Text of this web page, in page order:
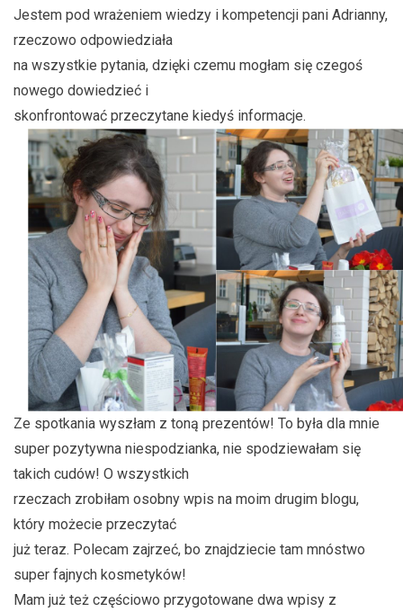
Jestem pod wrażeniem wiedzy i kompetencji pani Adrianny,
rzeczowo odpowiedziała
na wszystkie pytania, dzięki czemu mogłam się czegoś
nowego dowiedzieć i
skonfrontować przeczytane kiedyś informacje.
Ze spotkania wyszłam z toną prezentów! To była dla mnie
super pozytywna niespodzianka, nie spodziewałam się
takich cudów! O wszystkich
rzeczach zrobiłam osobny wpis na moim drugim blogu,
który możecie przeczytać
już teraz. Polecam zajrzeć, bo znajdziecie tam mnóstwo
super fajnych kosmetyków!
Mam już też częściowo przygotowane dwa wpisy z